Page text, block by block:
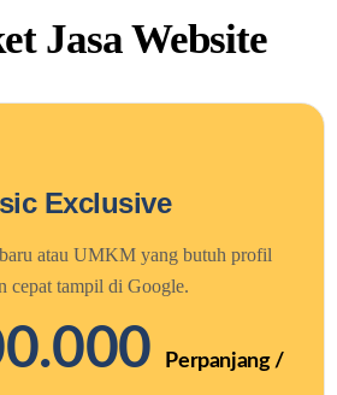
Jasa Website
Exclusive
atau UMKM yang butuh profil
cepat tampil di Google.
Perpanjang /